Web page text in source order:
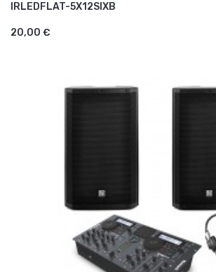
IRLEDFLAT-5X12SIXB
20,00 €